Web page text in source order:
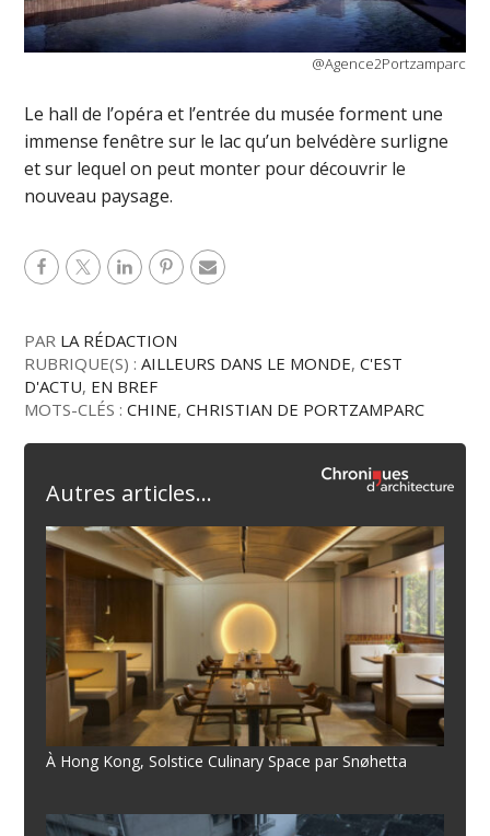
@Agence2Portzamparc
Le hall de l’opéra et l’entrée du musée forment une
immense fenêtre sur le lac qu’un belvédère surligne
et sur lequel on peut monter pour découvrir le
nouveau paysage.
PAR LA RÉDACTION
RUBRIQUE(S) :AILLEURS DANS LE MONDE,C'EST
D'ACTU, EN BREF
MOTS-CLÉS :CHINE,CHRISTIAN DE PORTZAMPARC
Autres articles...
À Hong Kong, Solstice Culinary Space par Snøhetta